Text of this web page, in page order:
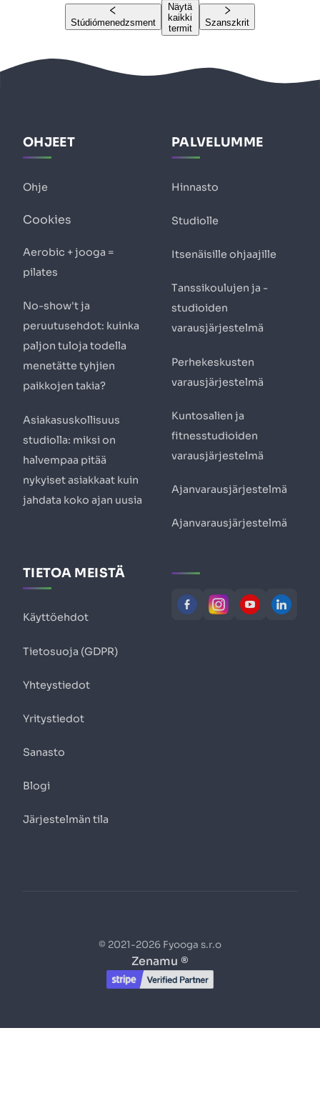
Stúdiómenedzsment
Näytä
kaikki
termit
Szanszkrit
OHJEET
Ohje
Cookies
Aerobic + jooga =
pilates
No-show't ja
peruutusehdot: kuinka
paljon tuloja todella
menetätte tyhjien
paikkojen takia?
Asiakasuskollisuus
studiolla: miksi on
halvempaa pitää
nykyiset asiakkaat kuin
jahdata koko ajan uusia
PALVELUMME
Hinnasto
Studiolle
Itsenäisille ohjaajille
Tanssikoulujen ja -
studioiden
varausjärjestelmä
Perhekeskusten
varausjärjestelmä
Kuntosalien ja
fitnesstudioiden
varausjärjestelmä
Ajanvarausjärjestelmä
Ajanvarausjärjestelmä
TIETOA MEISTÄ
Käyttöehdot
Tietosuoja (GDPR)
Yhteystiedot
Yritystiedot
Sanasto
Blogi
Järjestelmän tila
© 2021-2026 Fyooga s.r.o
Zenamu ®